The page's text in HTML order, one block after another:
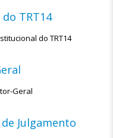
TRT14
do TRT14
Geral
Julgamento